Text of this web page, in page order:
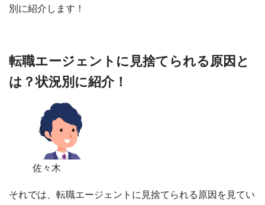
別に紹介します！
転職エージェントに見捨てられる原因と
は？状況別に紹介！
佐々木
それでは、転職エージェントに見捨てられる原因を見てい